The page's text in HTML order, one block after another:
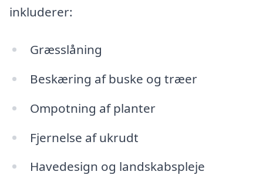
inkluderer:
Græsslåning
Beskæring af buske og træer
Ompotning af planter
Fjernelse af ukrudt
Havedesign og landskabspleje